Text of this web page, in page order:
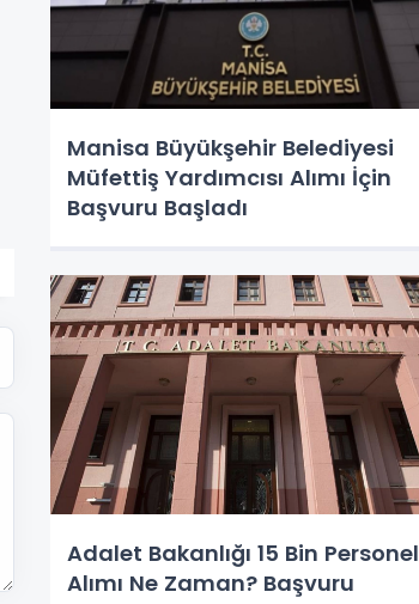
Manisa Büyükşehir Belediyesi
Müfettiş Yardımcısı Alımı İçin
Başvuru Başladı
Adalet Bakanlığı 15 Bin Personel
Alımı Ne Zaman? Başvuru